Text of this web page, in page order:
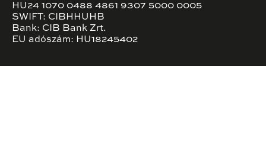
HU24 1070 0488 4861 9307 5000 0005
SWIFT: CIBHHUHB
Bank: CIB Bank Zrt.
EU adószám: HU18245402